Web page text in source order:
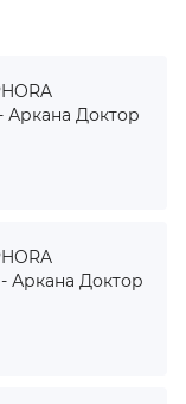
Аркана Доктор
Аркана Доктор